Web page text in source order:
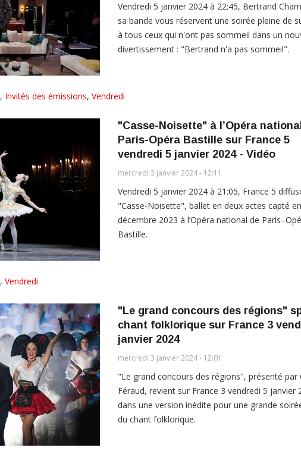
Vendredi 5 janvier 2024 à 22:45, Bertrand
sa bande vous réservent une soirée pleine de
à tous ceux qui n'ont pas sommeil dans un
divertissement : "Bertrand n'a pas sommeil".
, Invités des émissions, Vendredi
"Casse-Noisette" à l’Opéra
Paris-Opéra Bastille sur France 5
vendredi 5 janvier 2024 - Vidéo
mercredi 3 janvier 2024 - 12:11
Vendredi 5 janvier 2024 à 21:05, France 5
"Casse-Noisette", ballet en deux actes capté en
décembre 2023 à l’Opéra national de
Bastille.
, Vendredi
"Le grand concours des régions"
chant folklorique sur France 3
janvier 2024
mercredi 3 janvier 2024 - 12:01
"Le grand concours des régions", présenté par
Féraud, revient sur France 3 vendredi 5 janvier
dans une version inédite pour une grande
du chant folklorique.